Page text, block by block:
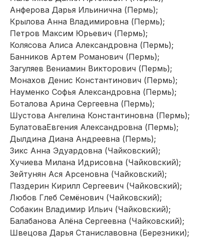
Анферова Дарья Ильинична (Пермь);
Крылова Анна Владимировна (Пермь);
Петров Максим Юрьевич (Пермь);
Колясова Алиса Александровна (Пермь);
Банников Артем Романович (Пермь);
Загуляев Вениамин Викторович (Пермь);
Монахов Денис Константинович (Пермь);
Науменко Софья Александровна (Пермь);
Боталова Арина Сергеевна (Пермь);
Шустова Ангелина Константиновна (Пермь);
БулатоваЕвгения Александровна (Пермь);
Дылдина Диана Андреевна (Пермь);
Зикс Анна Эдуардовна (Чайковский);
Хучиева Милана Идрисовна (Чайковский);
Зейтунян Ася Арсеновна (Чайковский);
Паздерин Кирилл Сергеевич (Чайковский);
Любов Глеб Семёнович (Чайковский);
Собакин Владимир Ильич (Чайковский);
Балабанова Алёна Сергеевна (Чайковский);
Швецова Дарья Станиславовна (Березники);